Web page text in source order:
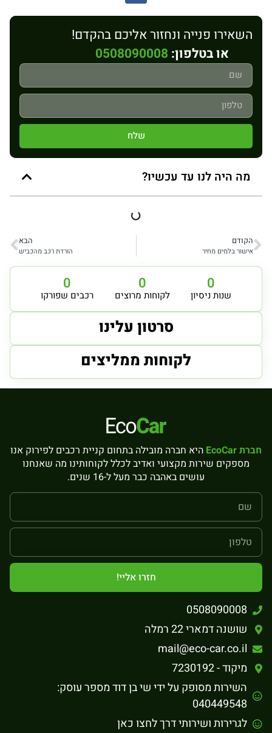
השאירו פנייה ונחזור אליכם בהקדם!
או בטלפון: 0508090008
שלח
מה היה לנו עד עכשיו?
הקודם
אישור בלמים מחיר
הבא
הורדת רכב מהכביש
שנות ניסיון
0
לקוחות מרוצים
0
רכבים שפורקו
0
סרטון עלינו
לקוחות ממליצים
חברת EcoCar
היא חברה מובילה בתחום קניית רכבים לפירוק אנו
מספקים שירות מקצועי ואדיב לכלל לקוחותינו מה שאנחנו
עושים באהבה כבר מעל ל-16 שנים.
חזרו אליי!
0508090008
שושנה דמארי 22 רמלה
mail@eco-car.co.il
מיקוד - 7230192
השירות מסופק על ידי שי בן דוד מספר עוסק:
040449548
לגרירות ושירותי דרך לחצו כאן